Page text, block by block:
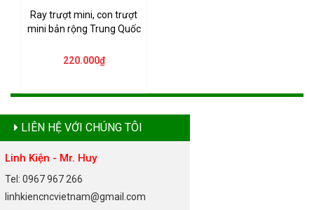
Ray trượt mini, con trượt
mini bản rộng Trung Quốc
220.000₫
LIÊN HỆ VỚI CHÚNG TÔI
Linh Kiện - Mr. Huy
Tel: 0967 967 266
linhkiencncvietnam@gmail.com